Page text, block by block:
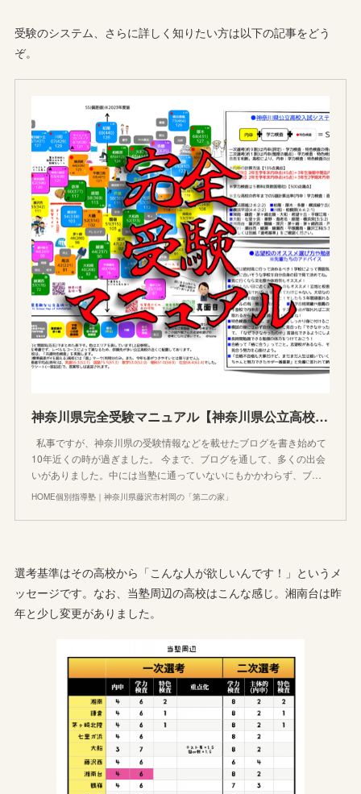
受験のシステム、さらに詳しく知りたい方は以下の記事をどう
ぞ。
神奈川県完全受験マニュアル【神奈川県公立高校入試情報のまとめ】
私事ですが、神奈川県の受験情報などを載せたブログを書き始めて
10年近くの時が過ぎました。 今まで、ブログを通して、多くの出会
いがありました。中には当塾に通っていないにもかかわらず、ブ…
HOME個別指導塾｜神奈川県藤沢市村岡の「第二の家」
選考基準はその高校から「こんな人が欲しいんです！」というメ
ッセージです。なお、当塾周辺の高校はこんな感じ。湘南台は昨
年と少し変更がありました。